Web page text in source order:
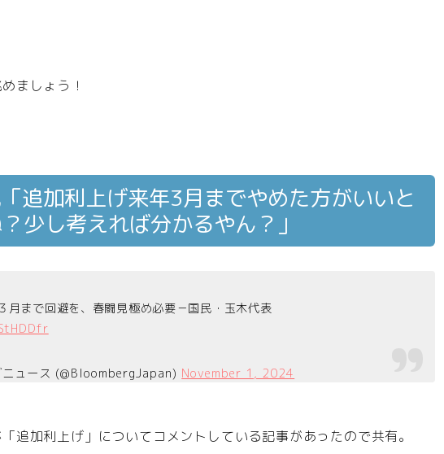
ましょう！
追加利上げ来年3月までやめた方がいいと
少し考えれば分かるやん？」
月まで回避を、春闘見極め必要－国民・玉木代表
ュース (@BloombergJapan) November 1, 2024
追加利上げ」についてコメントしている記事があったので共有。